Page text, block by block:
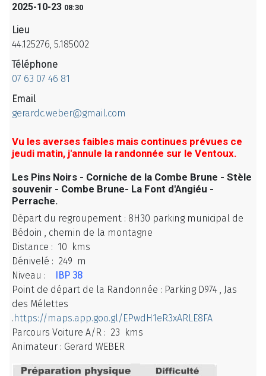
2025-10-23 08:30
Lieu
44.125276, 5.185002
Téléphone
07 63 07 46 81
Email
gerardc.weber@gmail.com
Vu les averses faibles mais continues prévues ce
jeudi matin, j'annule la randonnée sur le Ventoux.
Les Pins Noirs - Corniche de la Combe Brune - Stèle
souvenir - Combe Brune- La Font d'Angiéu -
Perrache.
Départ du regroupement : 8H30 parking municipal de
Bédoin , chemin de la montagne
Distance : 10 kms
Dénivelé : 249 m
Niveau : IBP 38
Point de départ de la Randonnée : Parking D974 , Jas
des Mélettes
.https://maps.app.goo.gl/EPwdH1eR3xARLE8FA
Parcours Voiture A/R : 23 kms
Animateur : Gerard WEBER